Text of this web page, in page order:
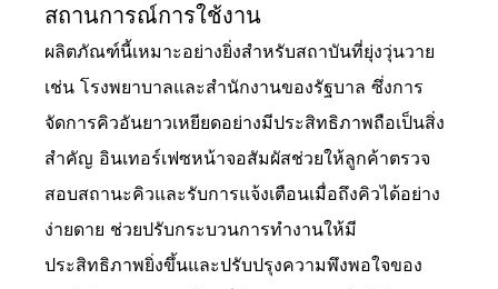
สถานการณ์การใช้งาน
ผลิตภัณฑ์นี้เหมาะอย่างยิ่งสำหรับสถาบันที่ยุ่งวุ่นวาย
เช่น โรงพยาบาลและสำนักงานของรัฐบาล ซึ่งการ
จัดการคิวอันยาวเหยียดอย่างมีประสิทธิภาพถือเป็นสิ่ง
สำคัญ อินเทอร์เฟซหน้าจอสัมผัสช่วยให้ลูกค้าตรวจ
สอบสถานะคิวและรับการแจ้งเตือนเมื่อถึงคิวได้อย่าง
ง่ายดาย ช่วยปรับกระบวนการทำงานให้มี
ประสิทธิภาพยิ่งขึ้นและปรับปรุงความพึงพอใจของ